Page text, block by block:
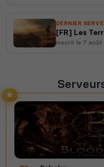
DERNIER
[FR] Les
RP [PvP/
inscrit le 7 août